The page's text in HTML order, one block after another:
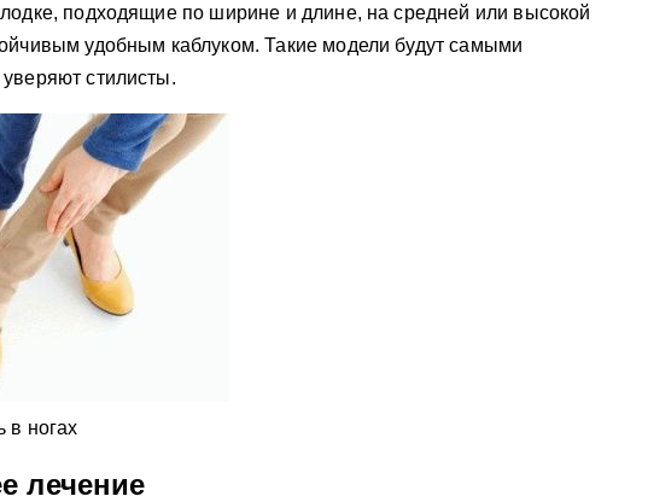
подходящие по ширине и длине, на средней или высокой
удобным каблуком. Такие модели будут самыми
стилисты.
в ногах
лечение